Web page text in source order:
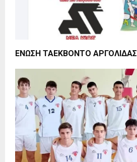
ΕΝΩΣΗ ΤΑΕΚΒΟΝΤΟ ΑΡΓΟΛΙΔΑΣ